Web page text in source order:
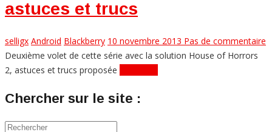
astuces et trucs
selligx Android Blackberry 10 novembre 2013 Pas de commentaire
Deuxième volet de cette série avec la solution House of Horrors
2, astuces et trucs proposée
Chercher sur le site :